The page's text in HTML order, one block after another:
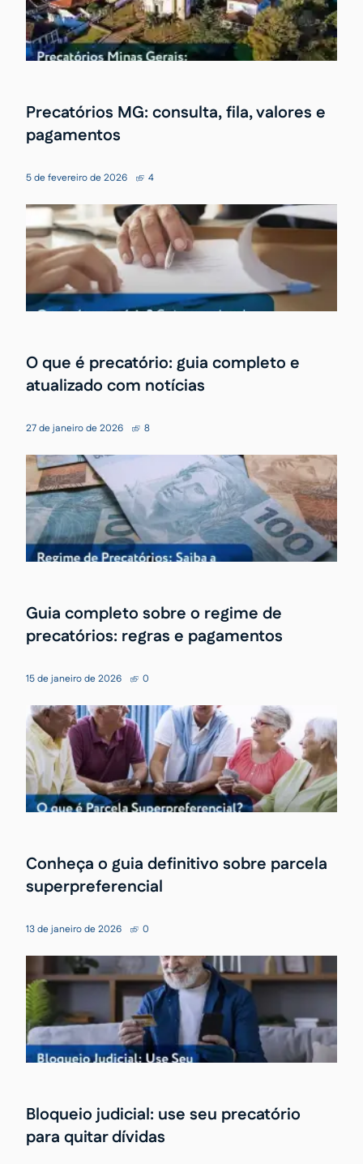
Precatórios MG: consulta, fila, valores e
pagamentos
5 de fevereiro de 2026 4
O que é precatório: guia completo e
atualizado com notícias
27 de janeiro de 2026 8
Guia completo sobre o regime de
precatórios: regras e pagamentos
15 de janeiro de 2026 0
Conheça o guia definitivo sobre parcela
superpreferencial
13 de janeiro de 2026 0
Bloqueio judicial: use seu precatório
para quitar dívidas